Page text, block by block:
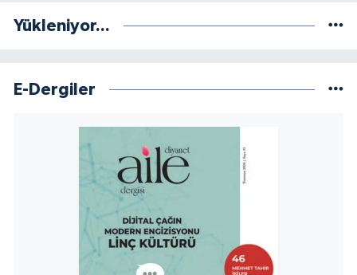
Yükleniyor...
E-Dergiler
Sivas Müftülüğü
Şanlıurfa Müftülüğü
Şırnak Müftülüğü
Tekirdağ Müftülüğü
Tokat Müftülüğü